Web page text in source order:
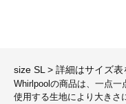
size SL > 詳細はサイズ表
Whirlpoolの商品は、一点一
使用する生地により大きさ